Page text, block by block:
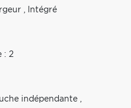
, Intégré
: 2
indépendante ,